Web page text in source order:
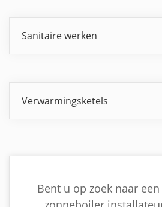
Sanitaire werken
Verwarmingsketels
Bent u op zoek naar